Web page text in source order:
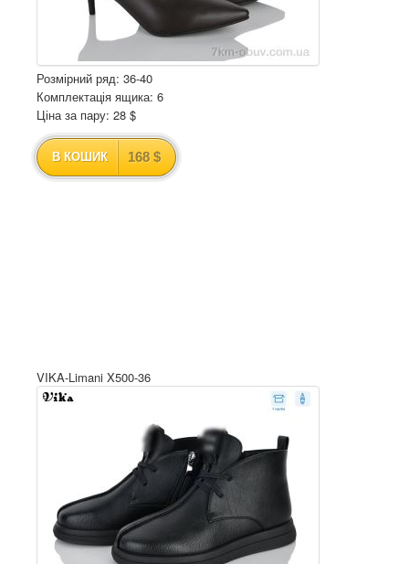
Розмірний ряд: 36-40
Комплектація ящика: 6
Ціна за пару: 28 $
В КОШИК 168 $
VIKA-Limani X500-36